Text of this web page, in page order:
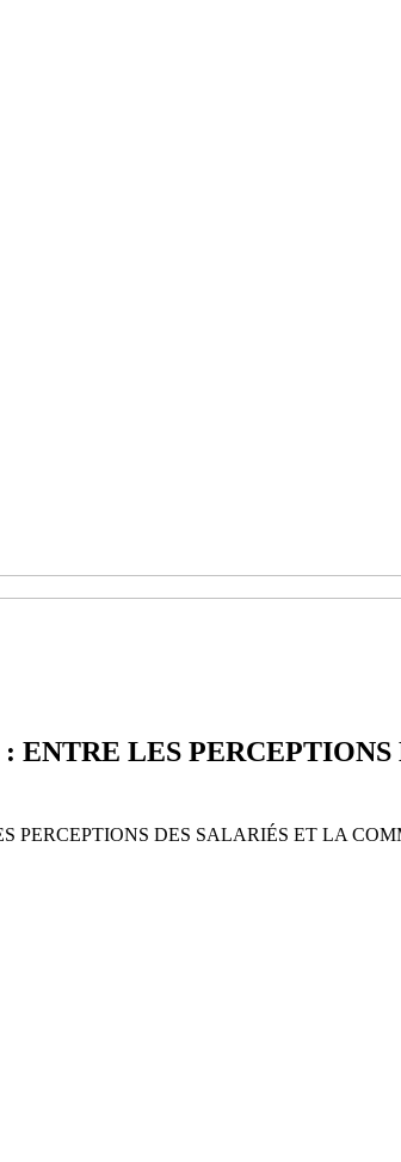
LES
PERCEPTIONS DES SALARIÉS ET LA